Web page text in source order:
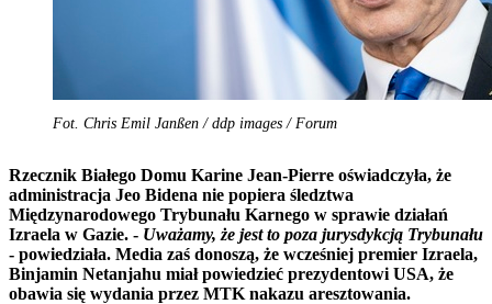
Fot. Chris Emil Janßen / ddp images / Forum
Rzecznik Białego Domu Karine Jean-Pierre oświadczyła, że
administracja Jeo Bidena nie popiera śledztwa
Międzynarodowego Trybunału Karnego w sprawie działań
Izraela w Gazie. - Uważamy, że jest to poza jurysdykcją Trybunału
- powiedziała. Media zaś donoszą, że wcześniej premier Izraela,
Binjamin Netanjahu miał powiedzieć prezydentowi USA, że
obawia się wydania przez MTK nakazu aresztowania.